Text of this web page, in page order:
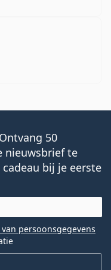
50
nieuwsbrief te
bij je eerste
persoonsgegevens